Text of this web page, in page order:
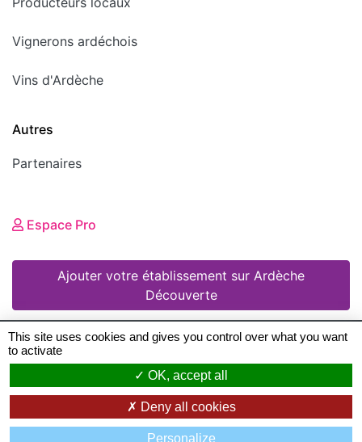
Vignerons ardéchois
Vins d'Ardèche
Autres
Partenaires
Espace Pro
Ajouter votre établissement sur Ardèche
Découverte
© 2008 - 2026 Ardèche Découverte •
légales•Conditions Générales d'Utilisation•
Création de sites Internet en Ardeche: Zéfyx ©
This site uses cookies and gives you control over what you want
to activate
OK, accept all
Deny all cookies
Personalize